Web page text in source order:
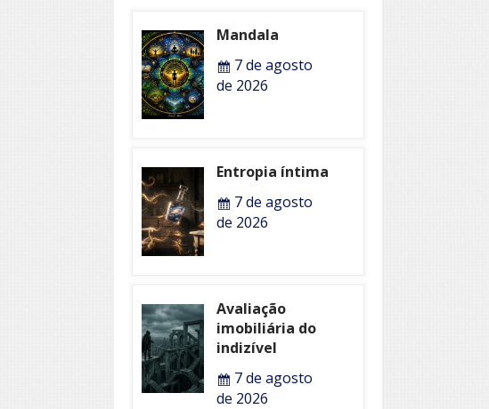
Mandala
7 de agosto
de 2026
Entropia íntima
7 de agosto
de 2026
Avaliação
imobiliária do
indizível
7 de agosto
de 2026